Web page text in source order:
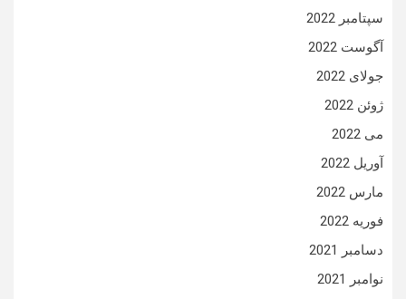
سپتامبر 2022
آگوست 2022
جولای 2022
ژوئن 2022
می 2022
آوریل 2022
مارس 2022
فوریه 2022
دسامبر 2021
نوامبر 2021